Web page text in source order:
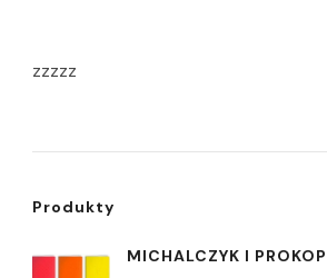
zzzzz
Produkty
MICHALCZYK I